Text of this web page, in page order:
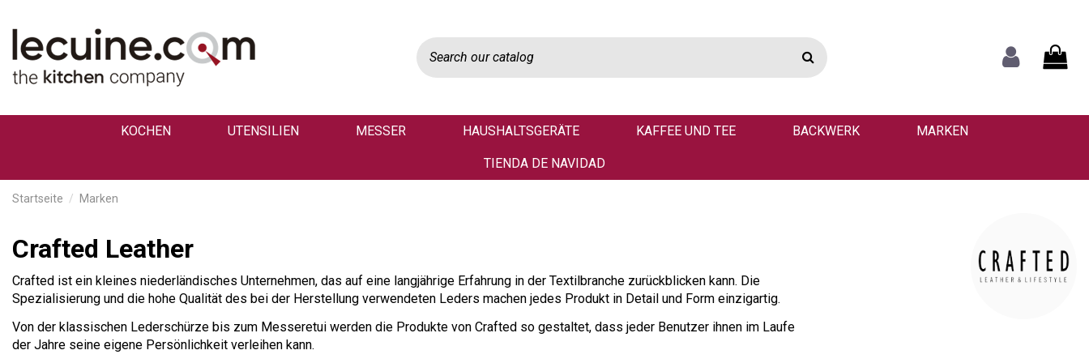
KOCHEN UTENSILIEN MESSER HAUSHALTSGERÄTE KAFFEE UND TEE BACKWERK MARKEN
TIENDA DE NAVIDAD
Startseite Marken
Crafted Leather
Crafted ist ein kleines niederländisches Unternehmen, das auf eine langjährige Erfahrung in der Textilbranche zurückblicken kann. Die
Spezialisierung und die hohe Qualität des bei der Herstellung verwendeten Leders machen jedes Produkt in Detail und Form einzigartig.
Von der klassischen Lederschürze bis zum Messeretui werden die Produkte von Crafted so gestaltet, dass jeder Benutzer ihnen im Laufe
der Jahre seine eigene Persönlichkeit verleihen kann.